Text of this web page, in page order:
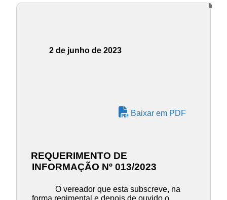
2 de junho de 2023
Baixar em PDF
REQUERIMENTO DE
INFORMAÇÃO Nº 013/2023
O vereador que esta subscreve, na